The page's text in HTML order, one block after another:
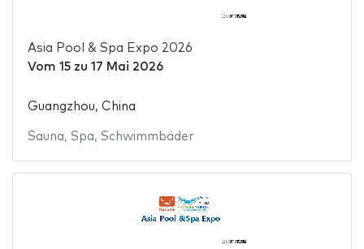
Asia Pool & Spa Expo 2026
Vom 15zu 17 Mai 2026
Guangzhou, China
Sauna, Spa, Schwimmbäder